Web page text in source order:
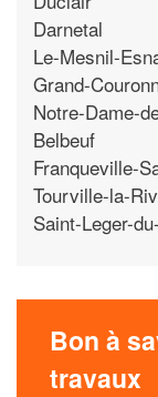
Darnetal
Le-Mesnil-
Grand-
Notre-Dame-
Belbeuf
Franqueville-
Tourville-la-
Saint-Leger-
Bon à
travaux